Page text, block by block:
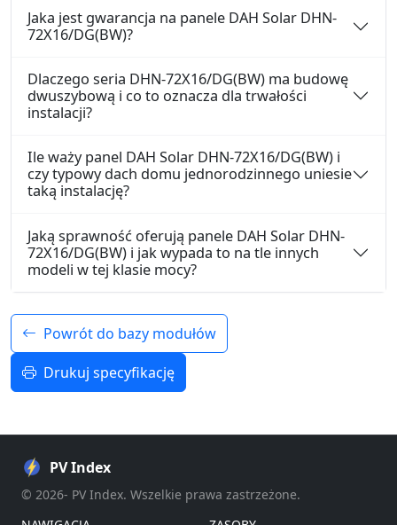
Jaka jest gwarancja na panele DAH Solar DHN-
72X16/DG(BW)?
Dlaczego seria DHN-72X16/DG(BW) ma budowę
dwuszybową i co to oznacza dla trwałości
instalacji?
Ile waży panel DAH Solar DHN-72X16/DG(BW) i
czy typowy dach domu jednorodzinnego uniesie
taką instalację?
Jaką sprawność oferują panele DAH Solar DHN-
72X16/DG(BW) i jak wypada to na tle innych
modeli w tej klasie mocy?
Powrót do bazy modułów
Drukuj specyfikację
PV Index
© 2026- PV Index. Wszelkie prawa zastrzeżone.